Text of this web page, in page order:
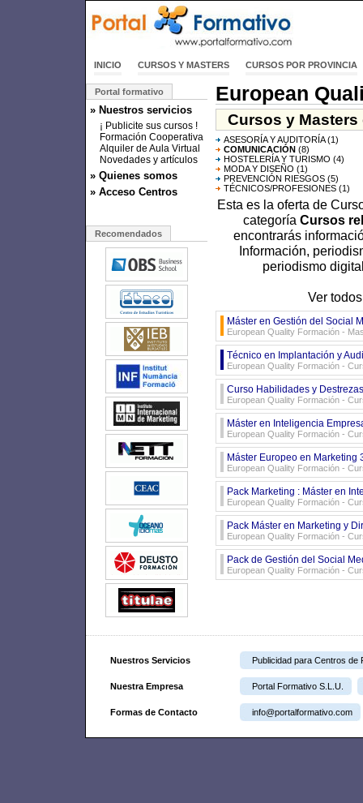
INICIO CURSOS Y MASTERS CURSOS POR PROVINCIA
Portal formativo
» Nuestros servicios
¡ Publicite sus cursos !
Formación Cooperativa
Alquiler de Aula Virtual
Novedades y artículos
» Quienes somos
» Acceso Centros
Recomendados
European
Cursos y
ASESORÍA Y AUDITORÍA(1)
COMUNICACIÓN (8)
HOSTELERÍA Y TURISMO (4)
MODA Y DISEÑO (1)
PREVENCIÓN RIESGOS (5)
TÉCNICOS/PROFESIONES (1)
Esta es la oferta de
categoría Cursos
encontrarás
Información,
periodismo
Ver
Máster en Gestión del Social
European Quality Formación -
Técnico en Implantación y
European Quality Formación -
Curso Habilidades y
European Quality Formación -
Máster en Inteligencia
European Quality Formación -
Máster Europeo en Marketing
European Quality Formación -
Pack Marketing : Máster en
European Quality Formación -
Pack Máster en Marketing y
European Quality Formación -
Pack de Gestión del Social
European Quality Formación -
Nuestros Servicios Publicidad para Centros de
Nuestra Empresa Portal Formativo S.L.U.
Formas de Contacto info@portalformativo.com